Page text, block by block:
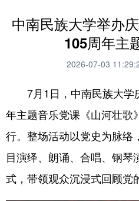
国际 财经
思客智库
科创
文化 书画
访谈 视频
法律 中央文件
中南民族大学举办
105周年主
2026-07-03
7月1日，中南民族大学
年主题音乐党课《山河壮歌
行。整场活动以党史为脉络
目演绎、朗诵、合唱、钢
式，带领观众沉浸式回顾党